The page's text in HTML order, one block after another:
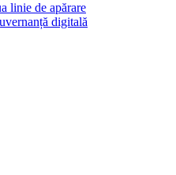
linie de apărare
digitală